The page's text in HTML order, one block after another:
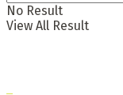
No Result
View All Result